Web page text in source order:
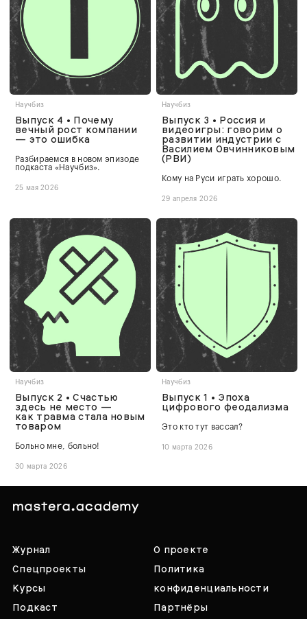
Научбиз
Выпуск 4 • Почему
вечный рост компании
— это ошибка
Разбираемся в новом эпизоде
подкаста «Научбиз».
25 мая 2026
Научбиз
Выпуск 3 • Россия и
видеоигры: говорим о
развитии индустрии с
Василием Овчинниковым
(РВИ)
Кому на Руси играть хорошо.
29 апреля 2026
Научбиз
Выпуск 2 • Счастью
здесь не место —
как травма стала новым
товаром
Больно мне, больно!
30 марта 2026
Научбиз
Выпуск 1 • Эпоха
цифрового феодализма
Это кто тут вассал?
10 марта 2026
Журнал
Спецпроекты
Курсы
Подкаст
О проекте
Политика
конфиденциальности
Партнёры